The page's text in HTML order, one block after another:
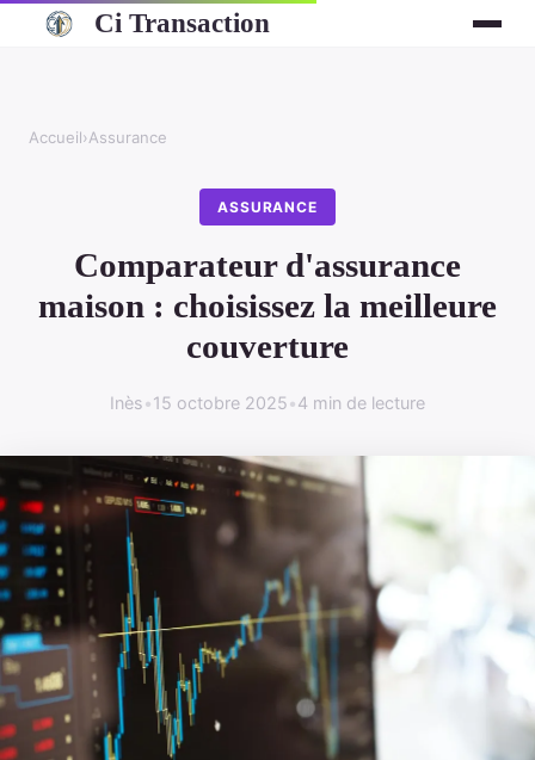
Ci Transaction
Accueil›Assurance
ASSURANCE
Comparateur d'assurance
maison : choisissez la meilleure
couverture
Inès•15 octobre 2025•4 min de lecture